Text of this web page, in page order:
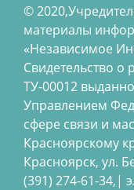
©
материалы
«Независимое
Свидетельство
ТУ-00012
Управлением
сфере связи и
Красноярскому
Красноярск, ул.
(391) 274-61-34,|